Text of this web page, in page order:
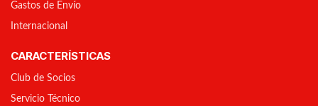
Gastos de Envío
Internacional
CARACTERÍSTICAS
Club de Socios
Servicio Técnico